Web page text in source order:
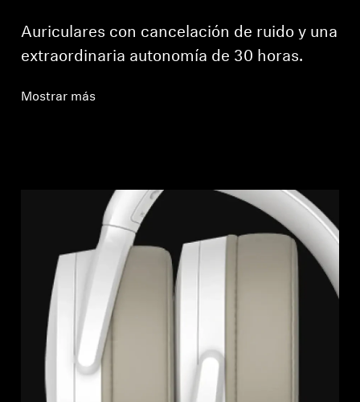
Auriculares con cancelación de ruido y una
extraordinaria autonomía de 30 horas.
Mostrar más